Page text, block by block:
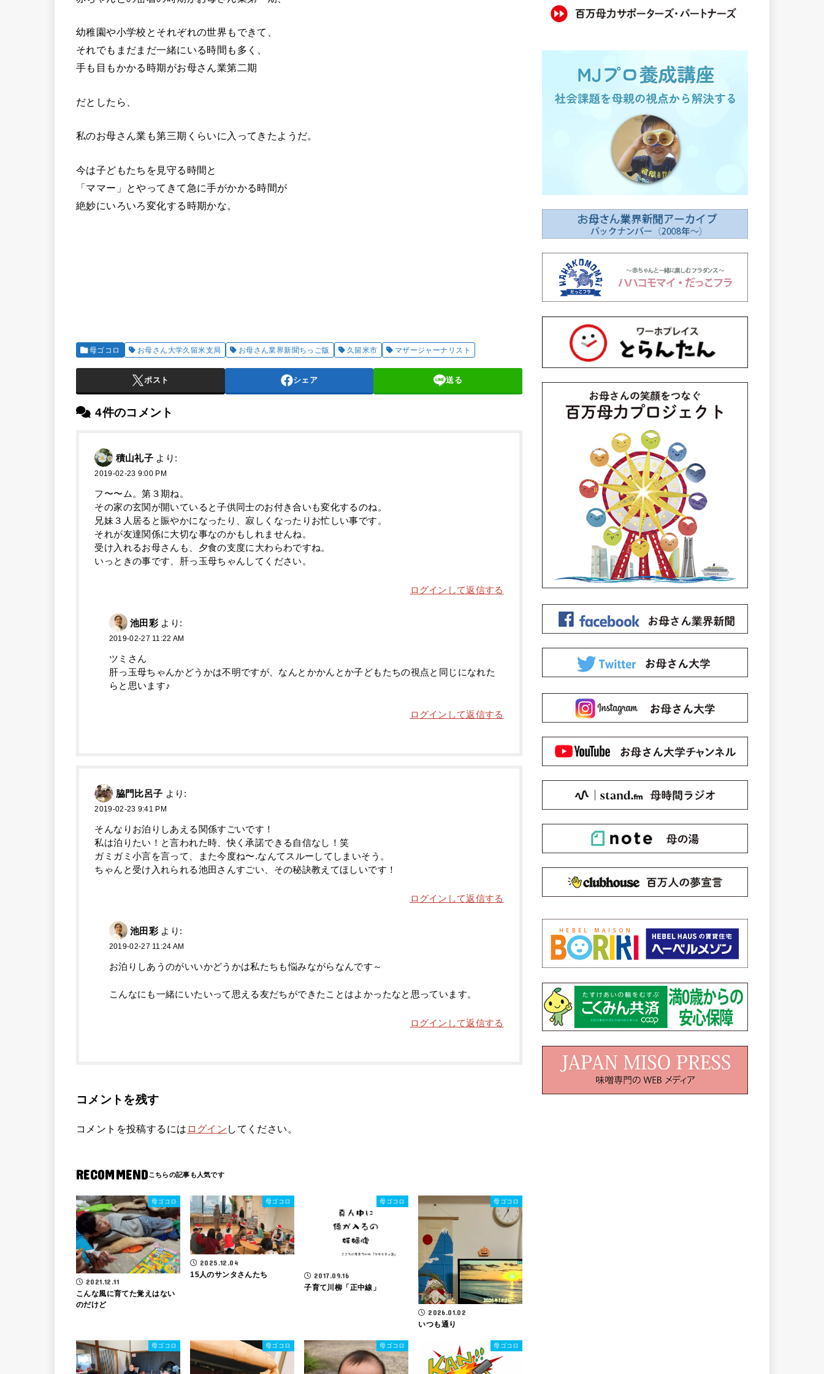
幼稚園や小学校とそれぞれの世界もできて、
それでもまだまだ一緒にいる時間も多く、
手も目もかかる時期がお母さん業第二期
だとしたら、
私のお母さん業も第三期くらいに入ってきたようだ。
今は子どもたちを見守る時間と
「ママー」とやってきて急に手がかかる時間が
絶妙にいろいろ変化する時期かな。
母ゴコロ お母さん大学久留米支局 お母さん業界新聞ちっご版 久留米市 マザージャーナリスト
ポスト シェア 送る
4件のコメント
積山礼子 より:
2019-02-23 9:00 PM
フ〜〜ム。第３期ね。
その家の玄関が開いていると子供同士のお付き合いも変化するのね。
兄妹３人居ると賑やかになったり、寂しくなったりお忙しい事です。
それが友達関係に大切な事なのかもしれませんね。
受け入れるお母さんも、夕食の支度に大わらわですね。
いっときの事です、肝っ玉母ちゃんしてください。
ログインして返信する
池田彩 より:
2019-02-27 11:22 AM
ツミさん
肝っ玉母ちゃんかどうかは不明ですが、なんとかかんとか子どもたちの視点と同じになれた
らと思います♪
ログインして返信する
脇門比呂子 より:
2019-02-23 9:41 PM
そんなりお泊りしあえる関係すごいです！
私は泊りたい！と言われた時、快く承諾できる自信なし！笑
ガミガミ小言を言って、また今度ね〜.なんてスルーしてしまいそう。
ちゃんと受け入れられる池田さんすごい、その秘訣教えてほしいです！
ログインして返信する
池田彩 より:
2019-02-27 11:24 AM
お泊りしあうのがいいかどうかは私たちも悩みながらなんです～
こんなにも一緒にいたいって思える友だちができたことはよかったなと思っています。
ログインして返信する
コメントを残す
コメントを投稿するには ログイン してください。
RECOMMEND
母ゴコロ
2021.12.11
こんな風に育てた覚えはない
のだけど
母ゴコロ
2025.12.04
15人のサンタさんたち
母ゴコロ
2017.09.16
子育て川柳「正中線」
母ゴコロ
2026.01.02
いつも通り
母ゴコロ 母ゴコロ 母ゴコロ 母ゴコロ